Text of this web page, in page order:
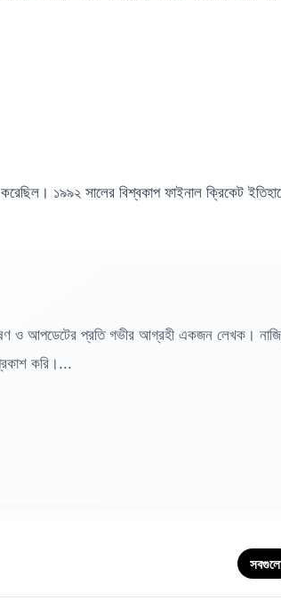
১৯৯২ সালের বিশ্বকাপ ফাইনাল ক্রিকেট
ও আপডেটের প্রতি গভীর আগ্রহী একজন লেখক।
করি।...